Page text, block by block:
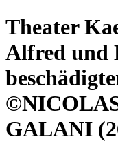
Theater
Alfred und
GALANI